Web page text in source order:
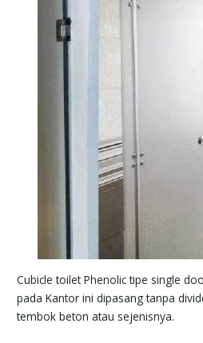
Cubicle toilet Phenolic tipe single
pada Kantor ini dipasang tanpa
tembok beton atau sejenisnya.